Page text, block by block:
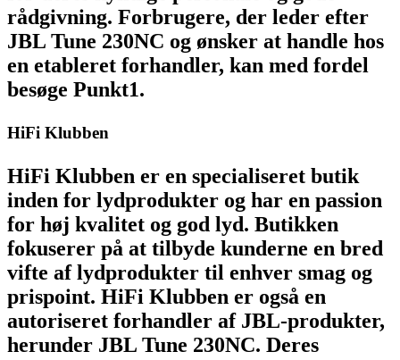
rådgivning. Forbrugere, der leder efter
JBL Tune 230NC og ønsker at handle hos
en etableret forhandler, kan med fordel
besøge Punkt1.
HiFi Klubben
HiFi Klubben er en specialiseret butik
inden for lydprodukter og har en passion
for høj kvalitet og god lyd. Butikken
fokuserer på at tilbyde kunderne en bred
vifte af lydprodukter til enhver smag og
prispoint. HiFi Klubben er også en
autoriseret forhandler af JBL-produkter,
herunder JBL Tune 230NC. Deres